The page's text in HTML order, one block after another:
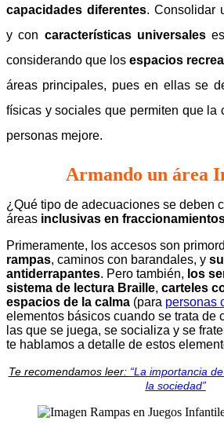
capacidades diferentes. Consolidar
y con características universales
considerando que los espacios
áreas principales, pues en ellas se
físicas y sociales que permiten que la
personas mejore.
Armando un área
¿Qué tipo de adecuaciones se deben
áreas inclusivas en
Primeramente, los accesos son
rampas, caminos con barandales, y
antiderrapantes. Pero también, los
sistema de lectura Braille, carteles
espacios de la calma (para personas
elementos básicos cuando se trata de
las que se juega, se socializa y se
te hablamos a detalle de estos
Te recomendamos leer: “La importancia
la sociedad”